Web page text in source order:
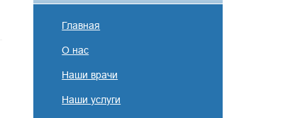
Главная
О нас
Наши врачи
Наши услуги